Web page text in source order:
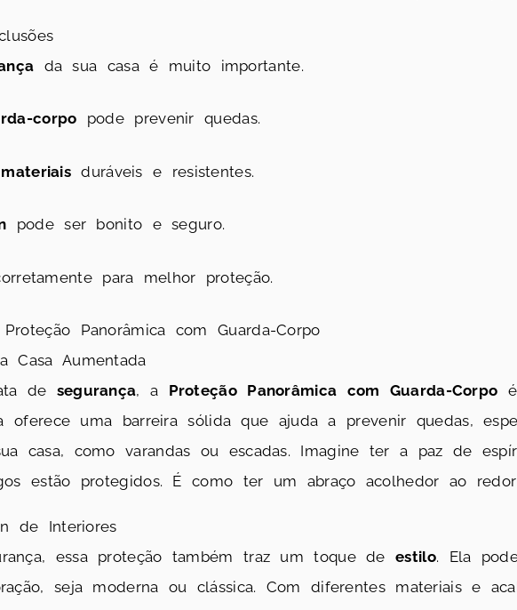
da sua casa é muito importante.
corpo pode prevenir quedas.
materiais duráveis e resistentes.
pode ser bonito e seguro.
para melhor proteção.
Panorâmica com Guarda-Corpo
Casa Aumentada
de segurança, a Proteção Panorâmica com Guarda-Corpo
oferece uma barreira sólida que ajuda a prevenir quedas,
casa, como varandas ou escadas. Imagine ter a paz de
estão protegidos. É como ter um abraço acolhedor ao
de Interiores
essa proteção também traz um toque deestilo. Ela
seja moderna ou clássica. Com diferentes materiais e